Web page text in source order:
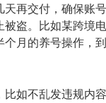
再交付，确保账
被盗。比如某跨境
个月的养号操作，
如不乱发违规内